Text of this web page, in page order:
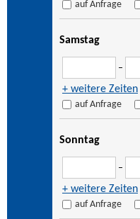
auf Anfrage
Samstag
–
+ weitere Zeiten
auf Anfrage
Sonntag
–
+ weitere Zeiten
auf Anfrage